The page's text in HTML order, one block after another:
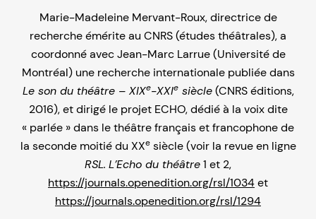
Marie-Madeleine Mervant-Roux, directrice de
recherche émérite au CNRS (études théâtrales), a
coordonné avec Jean-Marc Larrue (Université de
Montréal) une recherche internationale publiée dans
Le son du théâtre – XIXe-XXIesiècle(CNRS éditions,
2016), et dirigé le projet ECHO, dédié à la voix dite
« parlée » dans le théâtre français et francophone de
la seconde moitié du XXesiècle (voir la revue en ligne
RSL. L’Echo du théâtre1 et 2,
https://journals.openedition.org/rsl/1034et
https://journals.openedition.org/rsl/1294